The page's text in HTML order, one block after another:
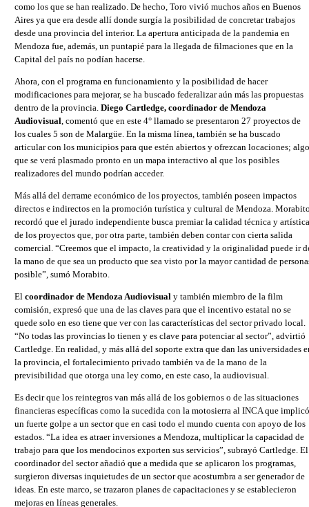
como los que se han realizado. De hecho, Toro vivió muchos años en Buenos
Aires ya que era desde allí donde surgía la posibilidad de concretar trabajos
desde una provincia del interior. La apertura anticipada de la pandemia en
Mendoza fue, además, un puntapié para la llegada de filmaciones que en la
Capital del país no podían hacerse.
Ahora, con el programa en funcionamiento y la posibilidad de hacer
modificaciones para mejorar, se ha buscado federalizar aún más las propuestas
dentro de la provincia. Diego Cartledge, coordinador de Mendoza
Audiovisual, comentó que en este 4° llamado se presentaron 27 proyectos de
los cuales 5 son de Malargüe. En la misma línea, también se ha buscado
articular con los municipios para que estén abiertos y ofrezcan locaciones; algo
que se verá plasmado pronto en un mapa interactivo al que los posibles
realizadores del mundo podrían acceder.
Más allá del derrame económico de los proyectos, también poseen impactos
directos e indirectos en la promoción turística y cultural de Mendoza.
recordó que el jurado independiente busca premiar la calidad técnica y artística
de los proyectos que, por otra parte, también deben contar con cierta salida
comercial. “Creemos que el impacto, la creatividad y la originalidad puede ir
la mano de que sea un producto que sea visto por la mayor cantidad de
posible”, sumó Morabito.
El coordinador de Mendoza Audiovisual y también miembro de la film
comisión, expresó que una de las claves para que el incentivo estatal no se
quede solo en eso tiene que ver con las características del sector privado local.
“No todas las provincias lo tienen y es clave para potenciar al sector”, advirtió
Cartledge. En realidad, y más allá del soporte extra que dan las universidades
la provincia, el fortalecimiento privado también va de la mano de la
previsibilidad que otorga una ley como, en este caso, la audiovisual.
Es decir que los reintegros van más allá de los gobiernos o de las situaciones
financieras específicas como la sucedida con la motosierra al INCA que implicó
un fuerte golpe a un sector que en casi todo el mundo cuenta con apoyo de los
estados. “La idea es atraer inversiones a Mendoza, multiplicar la capacidad de
trabajo para que los mendocinos exporten sus servicios”, subrayó Cartledge. El
coordinador del sector añadió que a medida que se aplicaron los programas,
surgieron diversas inquietudes de un sector que acostumbra a ser generador de
ideas. En este marco, se trazaron planes de capacitaciones y se establecieron
mejoras en líneas generales.